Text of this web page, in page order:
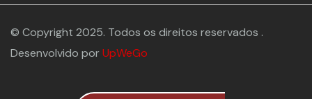
© Copyright 2025. Todos os direitos reservados .
Desenvolvido porUpWeGo